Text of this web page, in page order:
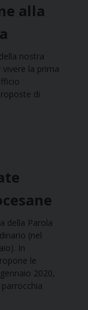
alla
nostra
la prima
di
della Parola
(nel
In
le
2020,
parrocchia